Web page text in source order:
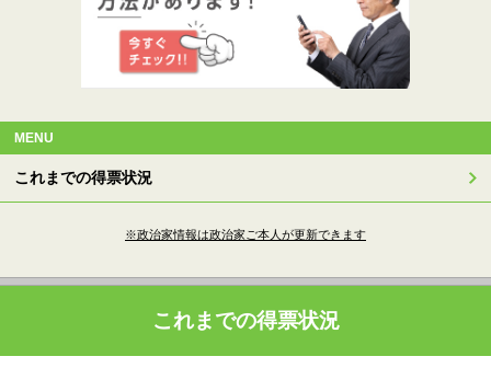
MENU
これまでの得票状況
※政治家情報は政治家ご本人が更新できます
これまでの得票状況